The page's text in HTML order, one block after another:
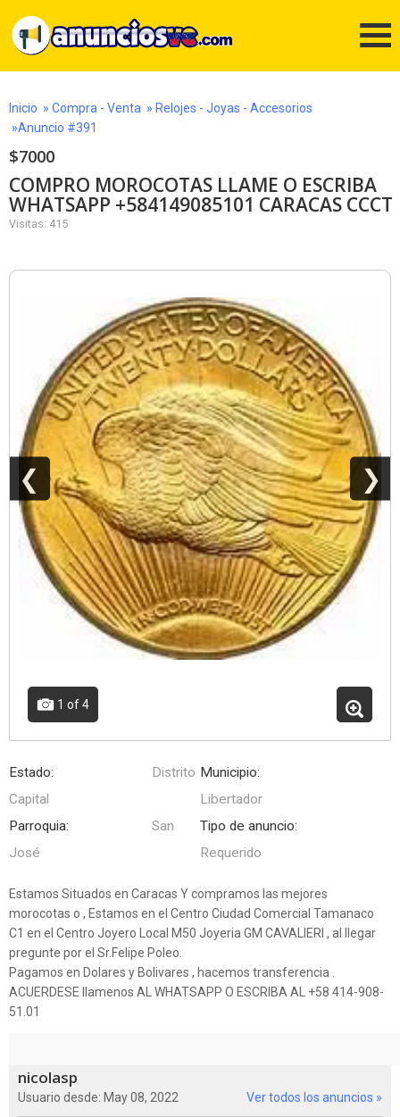
Inicio » Compra - Venta » Relojes - Joyas - Accesorios
»Anuncio #391
$7000
COMPRO MOROCOTAS LLAME O ESCRIBA
WHATSAPP +584149085101 CARACAS CCCT
Visitas: 415
❮ ❯
1 of 4
Estado:
Distrito
Capital
Municipio:
Libertador
Parroquia:
San
José
Tipo de anuncio:
Requerido
Estamos Situados en Caracas Y compramos las mejores
morocotas o , Estamos en el Centro Ciudad Comercial Tamanaco
C1 en el Centro Joyero Local M50 Joyeria GM CAVALIERI , al llegar
pregunte por el Sr.Felipe Poleo.
Pagamos en Dolares y Bolivares , hacemos transferencia .
ACUERDESE llamenos AL WHATSAPP O ESCRIBA AL +58 414-908-
51.01
nicolasp
Usuario desde: May 08, 2022 Ver todos los anuncios »